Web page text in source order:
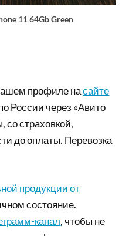
11 64Gb Green
профиле насайте
России через «Авито
со страховкой,
до оплаты. Перевозка
продукции от
состояние.
канал, чтобы не